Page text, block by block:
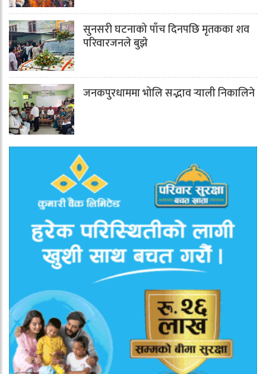
सुनसरी घटनाको पाँच दिनपछि मृतकका शव
परिवारजनले बुझे
जनकपुरधाममा भोलि सद्भाव र्‍याली निकालिने